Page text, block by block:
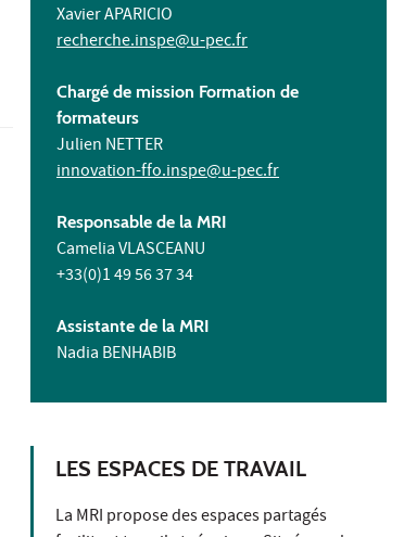
Xavier APARICIO
recherche.inspe@u-pec.fr
Chargé de mission Formation de
formateurs
Julien NETTER
innovation-ffo.inspe@u-pec.fr
Responsable de la MRI
Camelia VLASCEANU
+33(0)1 49 56 37 34
Assistante de la MRI
Nadia BENHABIB
LES ESPACES DE TRAVAIL
La MRI propose des espaces partagés